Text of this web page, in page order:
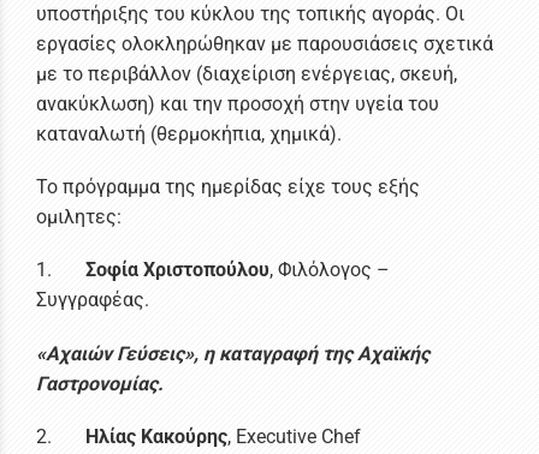
υποστήριξης του κύκλου της τοπικής αγοράς. Οι
εργασίες ολοκληρώθηκαν με παρουσιάσεις σχετικά
με το περιβάλλον (διαχείριση ενέργειας, σκευή,
ανακύκλωση) και την προσοχή στην υγεία του
καταναλωτή (θερμοκήπια, χημικά).
Το πρόγραμμα της ημερίδας είχε τους εξής
ομιλητες:
1. Σοφία Χριστοπούλου, Φιλόλογος –
Συγγραφέας.
«Αχαιών Γεύσεις», η καταγραφή της Αχαϊκής
Γαστρονομίας.
2. Ηλίας Κακούρης, Executive Chef